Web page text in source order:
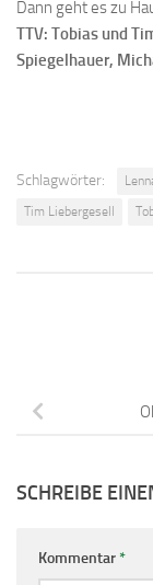
Dann geht es zu
TTV: Tobias und
Spiegelhauer,
Schlagwörter:
Tim Liebergesell
SCHREIBE
Kommentar*